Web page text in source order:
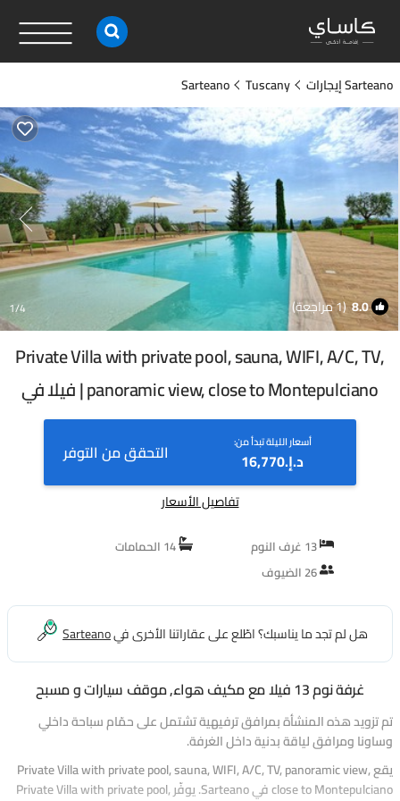
Sarteano إيجارات Tuscany
Sarteano
8.0(1 مراجعة) 1/4
Private Villa with private pool, sauna, WIFI, A/C, TV,
panoramic view, close to Montepulciano | فيلا في
Sarteano، Italy
أسعار الليلة تبدأ من:
د.إ.‏16,770 التحقق من التوفر
تفاصيل الأسعار
13 غرف النوم
26 الضيوف
هل لم تجد ما يناسبك؟ اطّلع على عقاراتنا الأخرى فيSarteano
غرفة نوم 13 فيلا مع مكيف هواء, موقف سيارات و مسبح
تم تزويد هذه المنشأة بمرافق ترفيهية تشتمل على حمّام سباحة داخلي
وساونا ومرافق لياقة بدنية داخل الغرفة.
يقع Private Villa with private pool, sauna, WIFI, A/C, TV, panoramic view,
close to Montepulciano في Sarteano. يوفّر Private Villa with private pool,